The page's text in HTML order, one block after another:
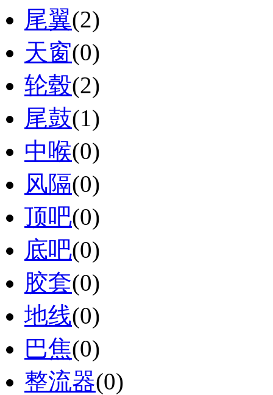
尾翼(2)
天窗(0)
轮毂(2)
尾鼓(1)
中喉(0)
风隔(0)
顶吧(0)
底吧(0)
胶套(0)
地线(0)
巴焦(0)
整流器(0)